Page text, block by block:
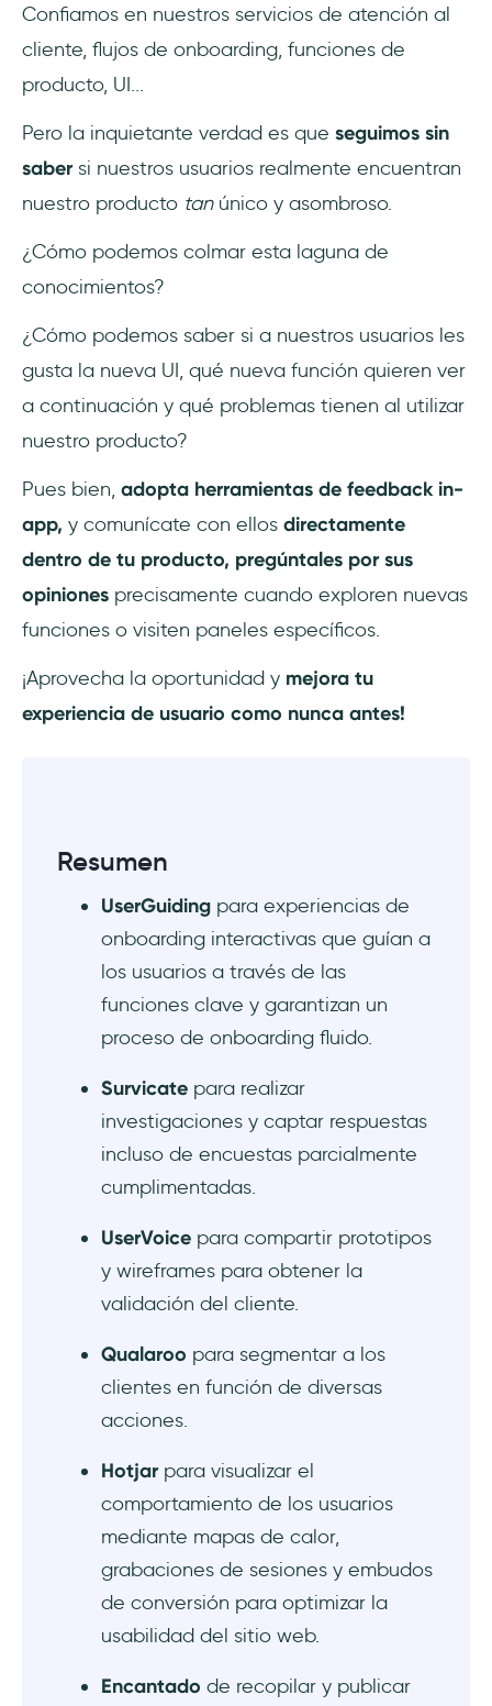
10- Timbre.io
11- PollFish
12- UserReport
13- Wootric
Conclusión
Preguntas Frecuentes
hacer preguntas a los usuarios en mi
aplicación?
¿Cuál es el mecanismo de feedback dentro
de la aplicación?
¿Cómo obtengo la opinión de los usuarios
en una aplicación?
Confiamos en nuestros servicios de atención al
cliente, flujos de onboarding, funciones de
producto, UI...
Pero la inquietante verdad es que seguimos sin
saber si nuestros usuarios realmente encuentran
nuestro producto tan único y asombroso.
¿Cómo podemos colmar esta laguna de
conocimientos?
¿Cómo podemos saber si a nuestros usuarios les
gusta la nueva UI, qué nueva función quieren ver
a continuación y qué problemas tienen al utilizar
nuestro producto?
Pues bien, adopta herramientas de feedback in-
app, y comunícate con ellos directamente
dentro de tu producto, pregúntales por sus
opiniones precisamente cuando exploren nuevas
funciones o visiten paneles específicos.
¡Aprovecha la oportunidad y mejora tu
experiencia de usuario como nunca antes!
Resumen
UserGuiding para experiencias de
onboarding interactivas que guían a
los usuarios a través de las
funciones clave y garantizan un
proceso de onboarding fluido.
Survicate para realizar
investigaciones y captar respuestas
incluso de encuestas parcialmente
cumplimentadas.
UserVoice para compartir prototipos
y wireframes para obtener la
validación del cliente.
Qualaroo para segmentar a los
clientes en función de diversas
acciones.
Hotjar para visualizar el
comportamiento de los usuarios
mediante mapas de calor,
grabaciones de sesiones y embudos
de conversión para optimizar la
usabilidad del sitio web.
Encantado de recopilar y publicar